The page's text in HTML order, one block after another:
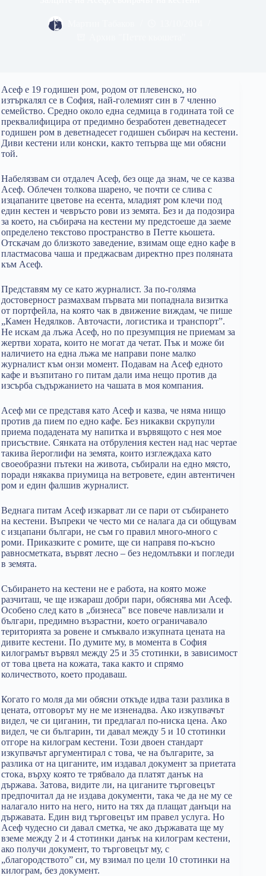
Асеф е 19 годишен ром, родом от плевенско, но
изтъркалял се в София, най-големият син в 7 членно
семейство. Средно около една седмица в годината той се
преквалифицира от предимно безработен деветнадесет
годишен ром в деветнадесет годишен събирач на кестени.
Диви кестени или конски, както тепърва ще ми обясни
той.
Набелязвам си отдалеч Асеф, без още да знам, че се казва
Асеф. Облечен толкова шарено, че почти се слива с
изцапаните цветове на есента, младият ром клечи под
един кестен и чевръсто рови из земята. Без и да подозира
за което, на събирача на кестени му предстоеше да заеме
определено текстово пространство в Петте кьошета.
Отскачам до близкото заведение, взимам още едно кафе в
пластмасова чаша и преджасвам директно през поляната
към Асеф.
Представям му се като журналист. За по-голяма
достоверност размахвам първата ми попаднала визитка
от портфейла, на която чак в движение виждам, че пише
„Камен Недялков. Авточасти, логистика и транспорт”.
Не искам да лъжа Асеф, но по презумпция не приемам за
жертви хората, които не могат да четат. Пък и може би
наличието на една лъжа ме направи поне малко
журналист към онзи момент. Подавам на Асеф едното
кафе и възпитано го питам дали има нещо против да
изсърба съдържанието на чашата в моя компания.
Асеф ми се представя като Асеф и казва, че няма нищо
против да пием по едно кафе. Без никакви скрупули
приема подадената му напитка и вървящото с нея мое
присъствие. Сянката на отбруления кестен над нас чертае
такива йероглифи на земята, които изглеждаха като
своеобразни пътеки на живота, събирали на едно място,
поради някаква приумица на ветровете, един автентичен
ром и един фалшив журналист.
Веднага питам Асеф изкарват ли се пари от събирането
на кестени. Въпреки че често ми се налага да си общувам
с изцапани българи, не съм го правил много-много с
роми. Приказките с ромите, ще си направя по-късно
равносметката, вървят лесно – без недомлъвки и погледи
в земята.
Събирането на кестени не е работа, на която може
разчиташ, че ще изкараш добри пари, обяснява ми Асеф.
Особено след като в „бизнеса” все повече навлизали и
българи, предимно възрастни, което ограничавало
територията за ровене и смъквало изкупната цената на
дивите кестени. По думите му, в момента в София
килограмът вървял между 25 и 35 стотинки, в зависимост
от това цвета на кожата, така както и спрямо
количеството, което продаваш.
Когато го моля да ми обясни откъде идва тази разлика в
цената, отговорът му не ме изненадва. Ако изкупвачът
видел, че си циганин, ти предлагал по-ниска цена. Ако
видел, че си българин, ти давал между 5 и 10 стотинки
отгоре на килограм кестени. Този двоен стандарт
изкупвачът аргументирал с това, че на българите, за
разлика от на циганите, им издавал документ за приетата
стока, върху която те трябвало да платят данък на
държава. Затова, видите ли, на циганите търговецът
предпочитал да не издава документи, така че да не му се
налагало нито на него, нито на тях да плащат данъци на
държавата. Един вид търговецът им правел услуга. Но
Асеф чудесно си давал сметка, че ако държавата ще му
вземе между 2 и 4 стотинки данък на килограм кестени,
ако получи документ, то търговецът му, с
„благородството” си, му взимал по цели 10 стотинки на
килограм, без документ.